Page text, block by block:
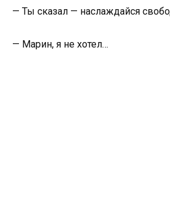
— Ты сказал — наслаждайся
— Марин, я не хотел…